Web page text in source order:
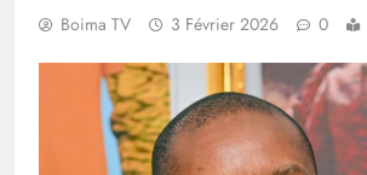
Boima TV 3 Février 2026 0